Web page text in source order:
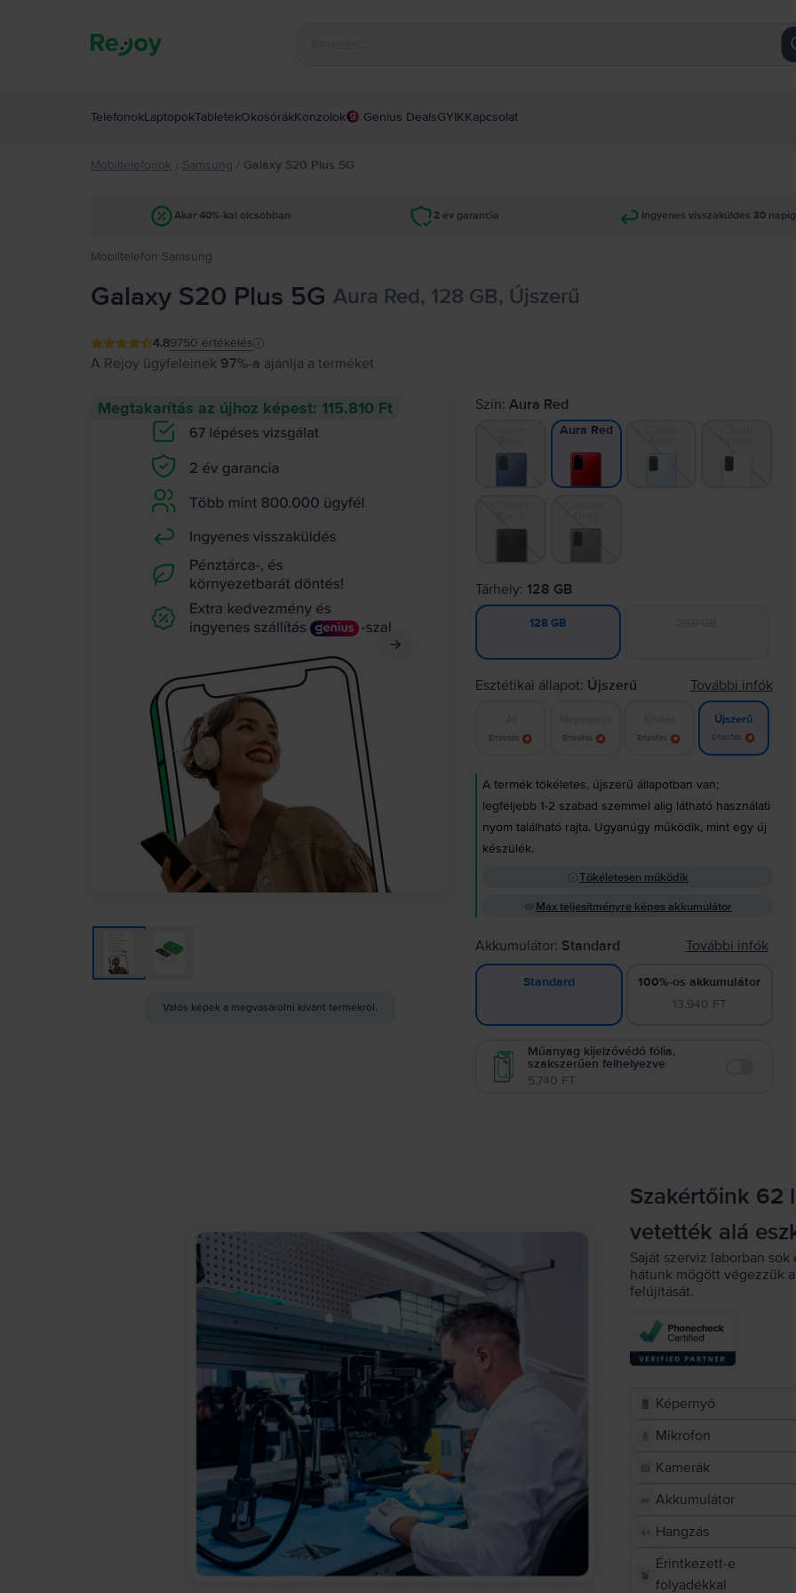
TelefonokLaptopokTabletekOkosórákKonzolok Genius DealsGYIKKapcsolat
Mobiltelefonok / Samsung / Galaxy S20 Plus 5G
Akár 40%-kal olcsóbban 2 év garancia Ingyenes visszaküldés 30 napig
Mobiltelefon Samsung
Galaxy S20 Plus 5G Aura Red, 128 GB, Újszerű
4.89750 értékelés
A Rejoy ügyfeleinek 97%-a ajánlja a terméket
Megtakarítás az újhoz képest: 115.810 Ft
Valós képek a megvásárolni kívánt termékről.
Szín:Aura Red
Aura Red
Tárhely: 128 GB
128 GB
Esztétikai állapot: Újszerű További infók
Értesítés Értesítés Értesítés
Újszerű
Értesítés
A termék tökéletes, újszerű állapotban van;
legfeljebb 1-2 szabad szemmel alig látható használati
nyom található rajta. Ugyanúgy működik, mint egy új
készülék.
Tökéletesen működik
Max teljesítményre képes akkumulátor
Akkumulátor: Standard További infók
Standard
100%-os akkumulátor
13.940 FT
Műanyag kijelzővédő fólia,
szakszerűen felhelyezve
5.740 FT
Szakértőink 62
vetették alá
Saját szerviz laborban
hátunk mögött végezzük
felújítását.
Képernyő
Mikrofon
Kamerák
Akkumulátor
Hangzás
Érintkezett-e
folyadékkal